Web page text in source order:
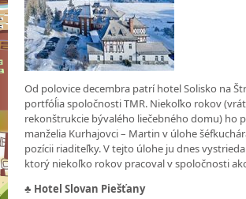
Od polovice decembra patrí hotel Solisko na
portfóĺia spoločnosti TMR. Niekoľko rokov
rekonštrukcie bývalého liečebného domu) ho
manželia Kurhajovci – Martin v úlohe
pozícii riaditeľky. V tejto úlohe ju dnes vystrieda
ktorý niekoľko rokov pracoval v spoločnosti
♣ Hotel Slovan Piešťany